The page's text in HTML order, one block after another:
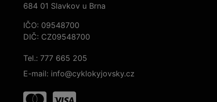
684 01 Slavkov u Brna
IČO: 09548700
DIČ: CZ09548700
Tel.: 777 665 205
E-mail: info@cyklokyjovsky.cz